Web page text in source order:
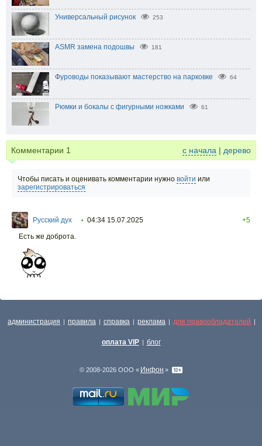
Универсальный рисунок 253
ASMR замена подошвы 181
Фуроводы показывают мастерство на парковке 64
Рюмки и бокалы с фигурными ножками 61
Комментарии 1 с начала | дерево
Чтобы писать и оценивать комментарии нужно войти или
зарегистрироваться
Русский дух • 04:34 15.07.2025
+5
Есть же доброта.
администрация | правила | справка | реклама | для правообладателей |
оплата VIP | блог
© 2008-2026 ООО « Инфон »